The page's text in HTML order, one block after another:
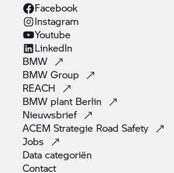
Facebook
Instagram
Youtube
LinkedIn
BMW
BMWGroup
REACH
BMW plant Berlin
Nieuwsbrief
ACEM Strategie RoadSafety
Jobs
Datacategoriën
Contact